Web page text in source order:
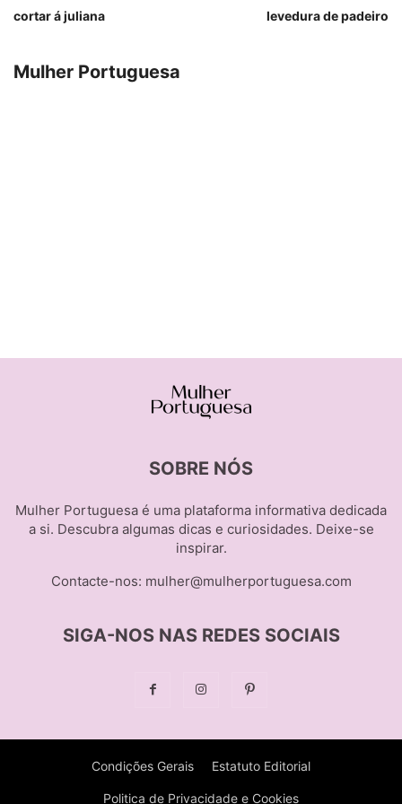
cortar á juliana levedura de padeiro
Mulher Portuguesa
SOBRE NÓS
Mulher Portuguesa é uma plataforma informativa dedicada
a si. Descubra algumas dicas e curiosidades. Deixe-se
inspirar.
Contacte-nos: mulher@mulherportuguesa.com
SIGA-NOS NAS REDES SOCIAIS
Condições Gerais Estatuto Editorial
Politica de Privacidade e Cookies